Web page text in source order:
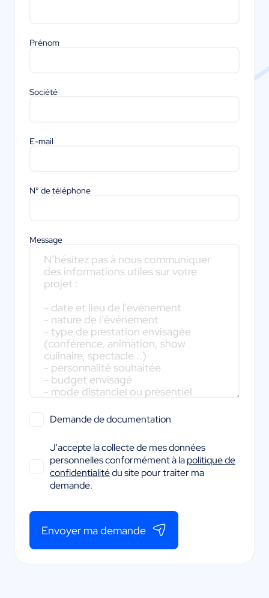
Prénom
Société
E-mail
N° de téléphone
Message
Demande de documentation
J'accepte la collecte de mes données
personnelles conformément à lapolitique de
confidentialitédu site pour traiter ma
demande.
Envoyer ma demande